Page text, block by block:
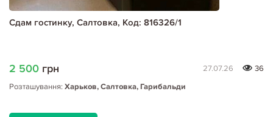
Сдам гостинку, Салтовка, Код: 816326/1
2 500 грн 27.07.26
36
Розташування: Харьков, Салтовка, Гарибальди